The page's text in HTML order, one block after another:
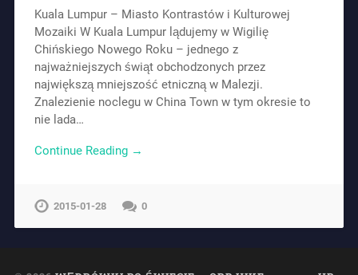
Kuala Lumpur – Miasto Kontrastów i Kulturowej
Mozaiki W Kuala Lumpur lądujemy w Wigilię
Chińskiego Nowego Roku – jednego z
najważniejszych świąt obchodzonych przez
największą mniejszość etniczną w Malezji.
Znalezienie noclegu w China Town w tym okresie to
nie lada…
Continue Reading →
2015-01-28 0